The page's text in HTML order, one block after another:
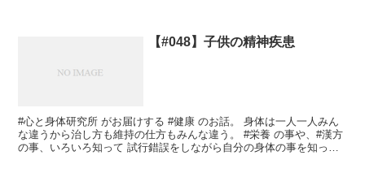
【#048】子供の精神疾患
#心と身体研究所 がお届けする #健康 のお話。 身体は一人一人みん
な違うから治し方も維持の仕方もみんな違う。 #栄養 の事や、#漢方
の事、いろいろ知って 試行錯誤をしながら自分の身体の事を知って